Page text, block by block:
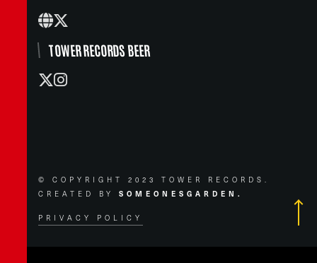
TOWER RECORDS BEER
© COPYRIGHT 2023 TOWER RECORDS.
CREATED BY SOMEONESGARDEN.
PRIVACY POLICY